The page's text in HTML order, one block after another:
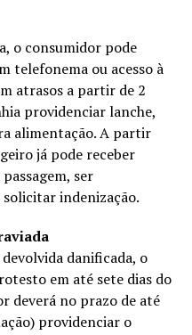
o consumidor pode
telefonema ou acesso à
atrasos a partir de 2
providenciar lanche,
alimentação. A partir
já pode receber
ser
indenização.
danificada, o
em até sete dias do
deverá no prazo de até
providenciar o